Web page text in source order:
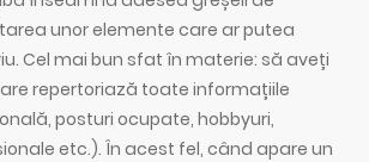
unor elemente care ar putea
Cel mai bun sfat în materie: să aveți
repertoriază toate informațiile
posturi ocupate, hobbyuri,
etc.). În acest fel, când apare un